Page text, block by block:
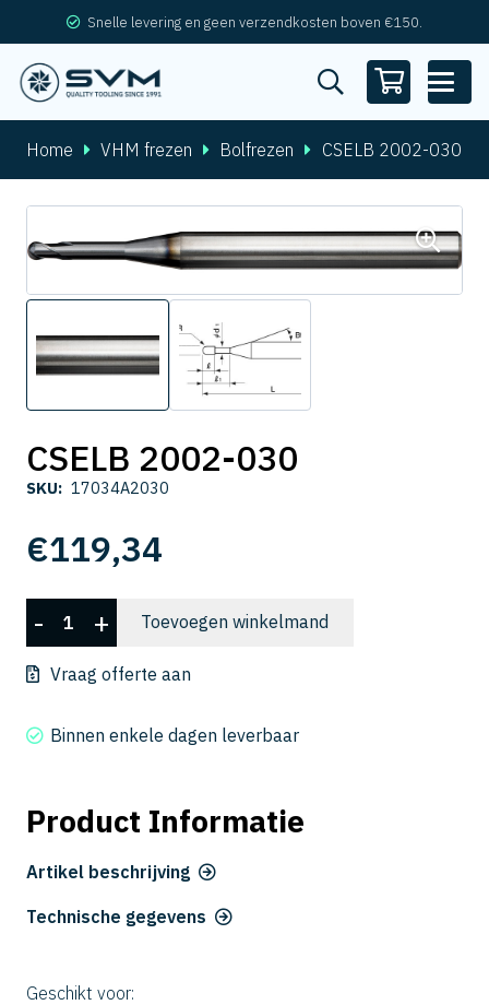
Snelle levering en geen verzendkosten boven €150.
Home VHM frezen Bolfrezen CSELB 2002-030
CSELB 2002-030
SKU: 17034A2030
€119,34
CSELB
2002-
030
- + Toevoegen winkelmand
Vraag offerte aan
Binnen enkele dagen leverbaar
Product Informatie
Artikel beschrijving
Technische gegevens
Geschikt voor: